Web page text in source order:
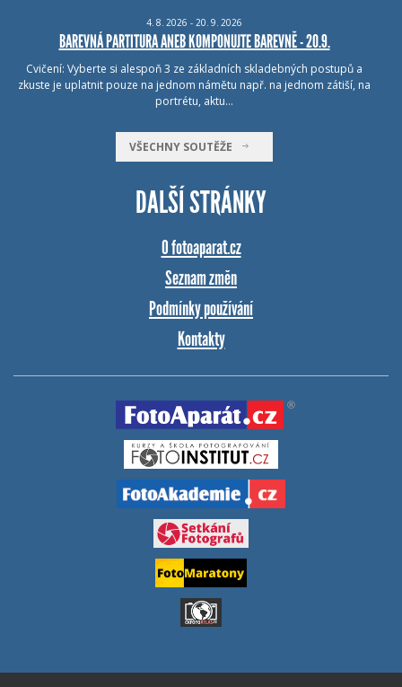
4. 8. 2026 - 20. 9. 2026
BAREVNÁ PARTITURA ANEB KOMPONUJTE BAREVNĚ - 20.9.
Cvičení: Vyberte si alespoň 3 ze základních skladebných postupů a
zkuste je uplatnit pouze na jednom námětu např. na jednom zátiší, na
portrétu, aktu…
VŠECHNY SOUTĚŽE
DALŠÍ STRÁNKY
O fotoaparat.cz
Seznam změn
Podmínky používání
Kontakty